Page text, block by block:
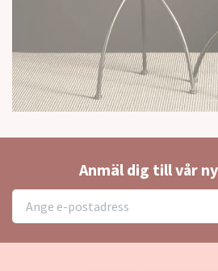
Anmäl dig till vår